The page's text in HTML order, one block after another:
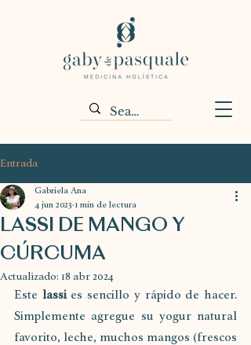
Entrada
LASSI DE MANGO Y
CÚRCUMA
Gabriela Ana
4 jun 2023 1 min de lectura
Actualizado: 18 abr 2024
Este lassi es sencillo y rápido de hacer.
Simplemente agregue su yogur natural
favorito, leche, muchos mangos (frescos